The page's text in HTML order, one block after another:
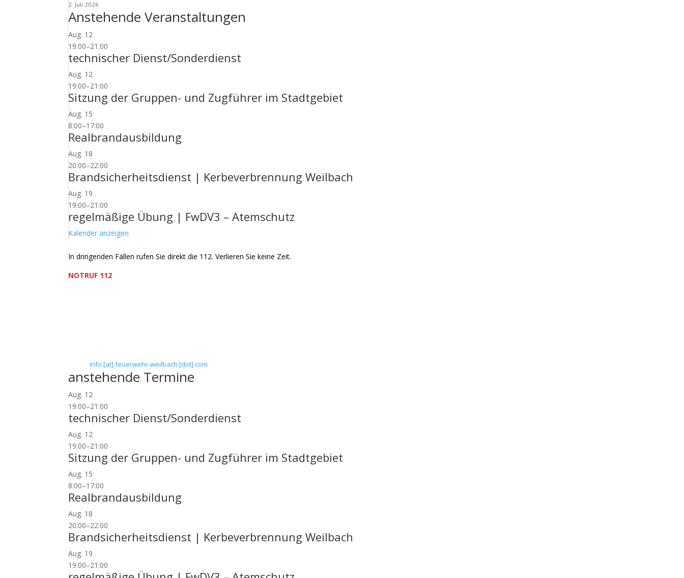
2. Juli 2026
Anstehende Veranstaltungen
Aug. 12
19:00–21:00
technischer Dienst/Sonderdienst
Aug. 12
19:00–21:00
Sitzung der Gruppen- und Zugführer im Stadtgebiet
Aug. 15
8:00–17:00
Realbrandausbildung
Aug. 18
20:00–22:00
Brandsicherheitsdienst | Kerbeverbrennung Weilbach
Aug. 19
19:00–21:00
regelmäßige Übung | FwDV3 – Atemschutz
Kalender anzeigen
In dringenden Fällen rufen Sie direkt die 112. Verlieren Sie keine Zeit.
NOTRUF 112
E-Mail:info [at] feuerwehr-weilbach [dot] com
anstehende Termine
Aug. 12
19:00–21:00
technischer Dienst/Sonderdienst
Aug. 12
19:00–21:00
Sitzung der Gruppen- und Zugführer im Stadtgebiet
Aug. 15
8:00–17:00
Realbrandausbildung
Aug. 18
20:00–22:00
Brandsicherheitsdienst | Kerbeverbrennung Weilbach
Aug. 19
19:00–21:00